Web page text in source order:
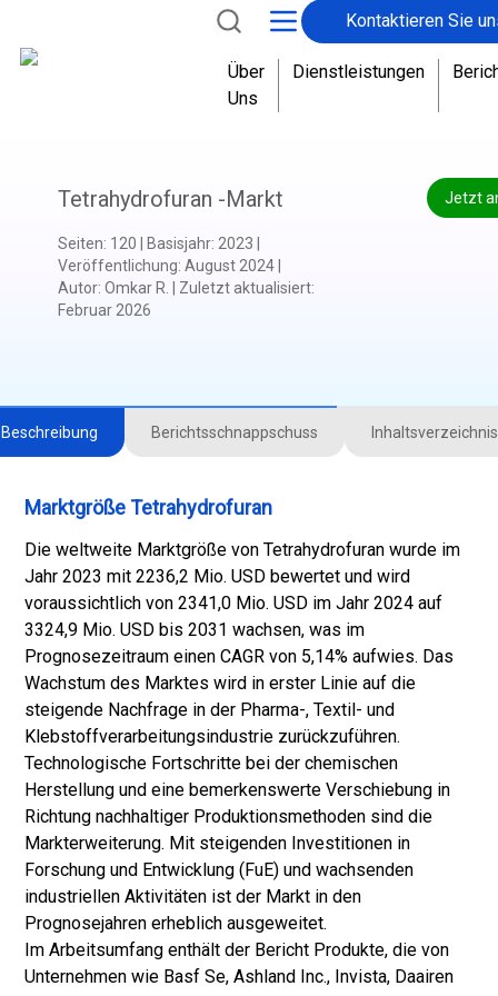
Kontaktieren Sie
Über
Uns
Dienstleistungen
Jetzt
Tetrahydrofuran -Markt
Seiten: 120 Basisjahr: 2023
Veröffentlichung: August 2024|
Autor: Omkar R. Zuletzt aktualisiert:
Februar 2026
Beschreibung Berichtsschnappschuss Inhaltsverzeichnis
Marktgröße Tetrahydrofuran
Die weltweite Marktgröße von Tetrahydrofuran wurde im
Jahr 2023 mit 2236,2 Mio. USD bewertet und wird
voraussichtlich von 2341,0 Mio. USD im Jahr 2024 auf
3324,9 Mio. USD bis 2031 wachsen, was im
Prognosezeitraum einen CAGR von 5,14% aufwies. Das
Wachstum des Marktes wird in erster Linie auf die
steigende Nachfrage in der Pharma-, Textil- und
Klebstoffverarbeitungsindustrie zurückzuführen.
Technologische Fortschritte bei der chemischen
Herstellung und eine bemerkenswerte Verschiebung in
Richtung nachhaltiger Produktionsmethoden sind die
Markterweiterung. Mit steigenden Investitionen in
Forschung und Entwicklung (FuE) und wachsenden
industriellen Aktivitäten ist der Markt in den
Prognosejahren erheblich ausgeweitet.
Im Arbeitsumfang enthält der Bericht Produkte, die von
Unternehmen wie Basf Se, Ashland Inc., Invista, Daairen